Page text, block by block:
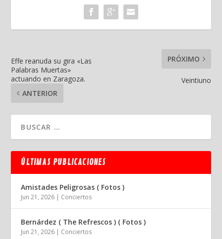
Effe reanuda su gira «Las
Palabras Muertas»
actuando en Zaragoza.
ANTERIOR
PRÓXIMO
Veintiuno
ÚLTIMAS PUBLICACIONES
Amistades Peligrosas ( Fotos )
Jun 21, 2026 | Conciertos
Bernárdez ( The Refrescos ) ( Fotos )
Jun 21, 2026 | Conciertos